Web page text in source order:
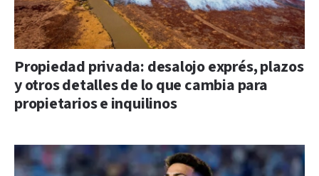
Propiedad privada: desalojo exprés, plazos
y otros detalles de lo que cambia para
propietarios e inquilinos